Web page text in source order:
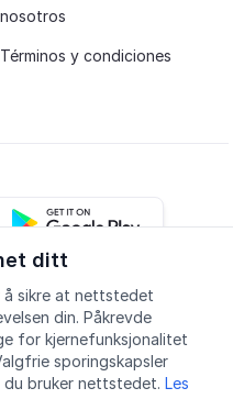
ditt
å sikre at nettstedet
din. Påkrevde
for kjernefunksjonalitet
sporingskapsler
bruker nettstedet. Les
nosotros
Términos y condiciones
Android app
YoutubeLinkedIn